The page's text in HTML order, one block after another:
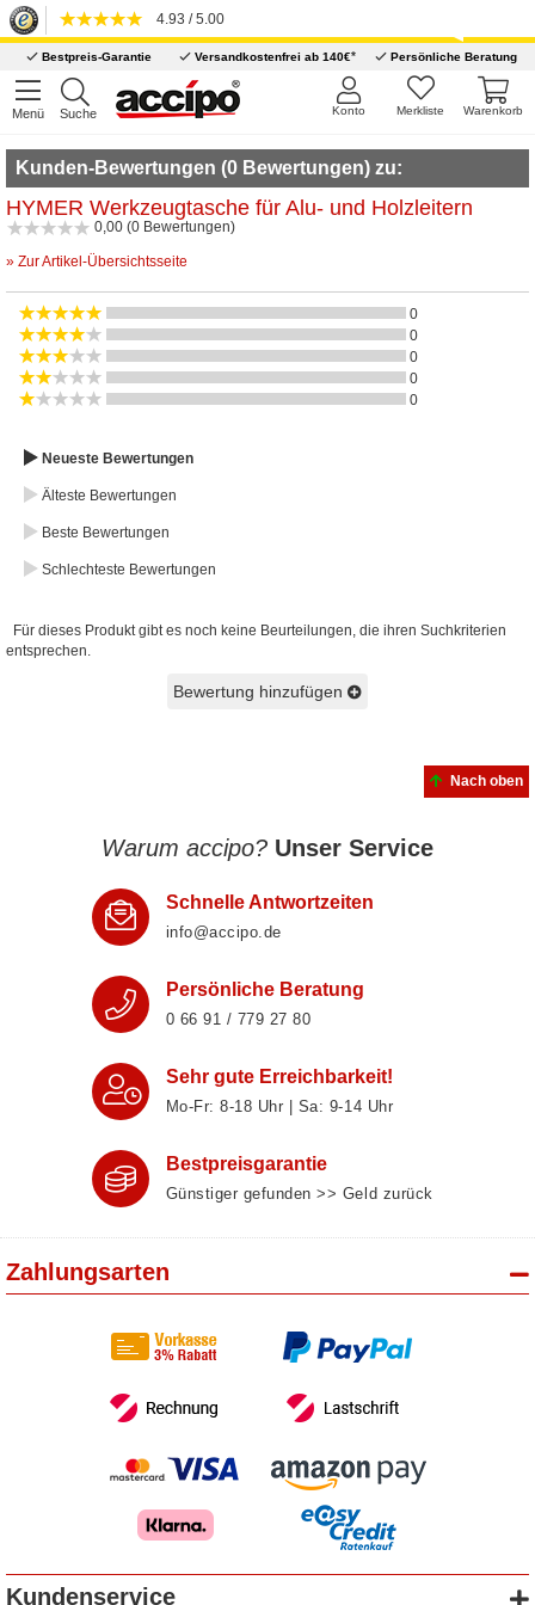
4.93 / 5.00
Bestpreis-Garantie Versandkostenfrei ab 140€* Persönliche Beratung
Menü Suche Warenkorb
Merkliste
Konto
Kunden-Bewertungen (0 Bewertungen) zu:
HYMER Werkzeugtasche für Alu- und Holzleitern
0,00 (0 Bewertungen)
» Zur Artikel-Übersichtsseite
0
0
0
0
0
Neueste Bewertungen
Älteste Bewertungen
Beste Bewertungen
Schlechteste Bewertungen
Für dieses Produkt gibt es noch keine Beurteilungen, die ihren Suchkriterien
entsprechen.
Bewertung hinzufügen
Nach oben
Warum accipo? Unser Service
Schnelle Antwortzeiten
info@accipo.de
Persönliche Beratung
0 66 91 / 779 27 80
Sehr gute Erreichbarkeit!
Mo-Fr: 8‑18 Uhr | Sa: 9‑14 Uhr
Bestpreisgarantie
Günstiger gefunden >> Geld zurück
Zahlungsarten
Kundenservice